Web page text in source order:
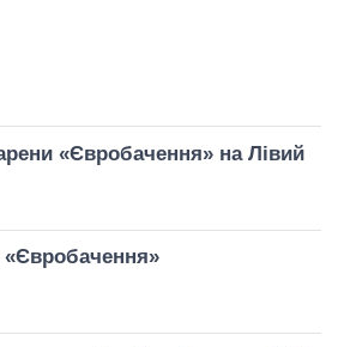
«Євробачення» на Лівий
«Євробачення»